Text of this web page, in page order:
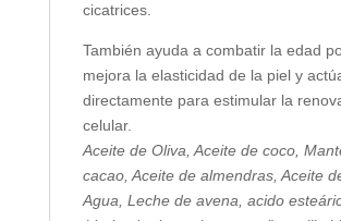
cicatrices.
También ayuda a combatir la edad
mejora la elasticidad de la piel y
directamente para estimular la
celular.
Aceite de Oliva, Aceite de coco,
cacao, Aceite de almendras, Aceite
Agua, Leche de avena, acido